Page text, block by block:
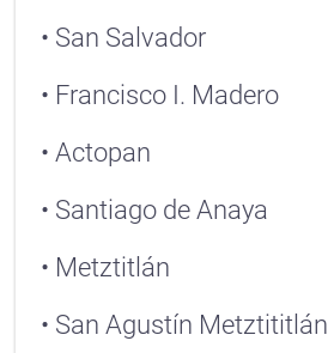
• San Salvador
• Francisco I. Madero
• Actopan
• Santiago de Anaya
• Metztitlán
• San Agustín Metztititlán